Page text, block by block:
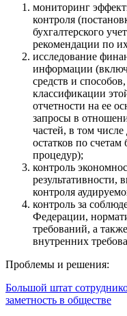
мониторинг
контроля
бухгалтерского
рекомендации по
исследование
информации
средств и
классификации
отчетности на ее
запросы в
частей, в том
остатков по счетам
процедур);
контроль
результативности,
контроля
контроль за
Федерации,
требований, а
внутренних
Проблемы и решения:
Большой штат
заметность в обществе